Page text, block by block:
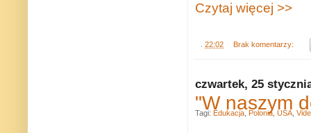
Czytaj więcej >>
22:02 Brak komentarzy:
czwartek, 25
"W naszym
Tagi: Edukacja, Polonia, USA,